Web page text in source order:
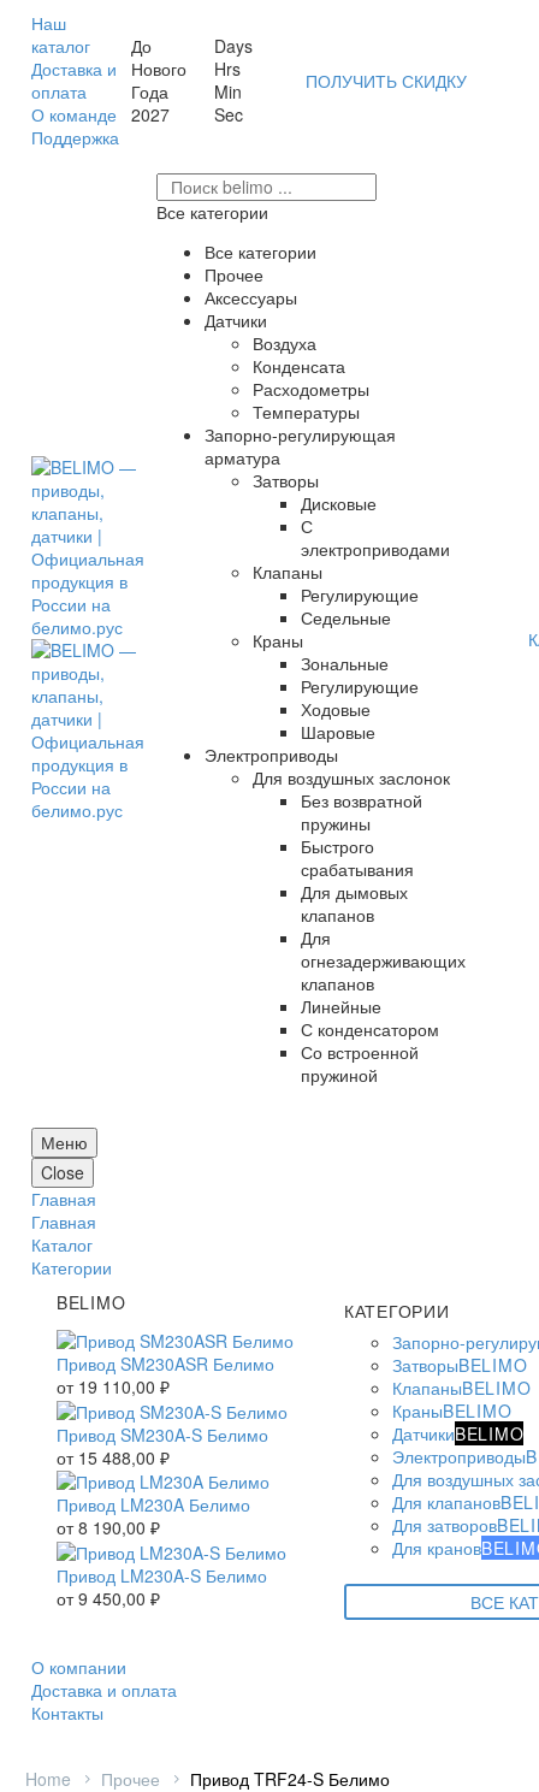
Наш
каталог
Доставка и
оплата
О команде
Поддержка
До
Нового
Года
2027
Days
Hrs
Min
Sec
ПОЛУЧИТЬ СКИДКУ
Все категории
Все категории
Прочее
Аксессуары
Датчики
Воздуха
Конденсата
Расходометры
Температуры
Запорно-регулирующая
арматура
Затворы
Дисковые
С
электроприводами
Клапаны
Регулирующие
Седельные
Краны
Зональные
Регулирующие
Ходовые
Шаровые
Электроприводы
Для воздушных заслонок
Без возвратной
пружины
Быстрого
срабатывания
Для дымовых
клапанов
Для
огнезадерживающих
клапанов
Линейные
С конденсатором
Со встроенной
пружиной
Меню
Close
Главная
Главная
Каталог
Категории
BELIMO
Привод SM230ASR Белимо
от 19 110,00 ₽
Привод SM230A-S Белимо
от 15 488,00 ₽
Привод LM230A Белимо
от8 190,00 ₽
Привод LM230A-S Белимо
от9 450,00 ₽
КАТЕГОРИИ
Запорно-
ЗатворыBELIMO
КлапаныBELIMO
КраныBELIMO
ДатчикиBELIMO
Электроприводы
Для воздушных
Для клапанов
Для затворов
Для кранов
ВСЕ
О компании
Доставка и оплата
Контакты
Home Прочее Привод TRF24-S Белимо